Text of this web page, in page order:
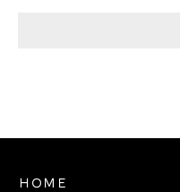
ＨＯＭＥ